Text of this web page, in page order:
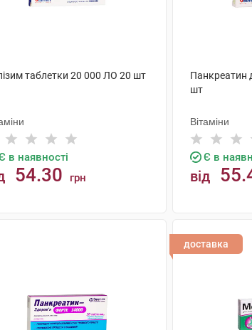
таблетки 20 000 ЛО 20 шт
в наявності
54.30 грн
Панкреатин
шт
Вітаміни
Є в
від
доставка